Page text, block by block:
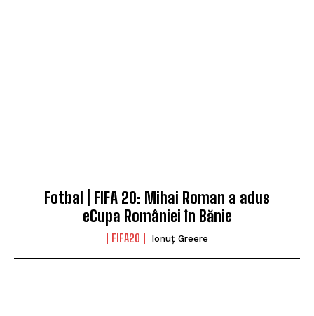
Fotbal | FIFA 20: Mihai Roman a adus
eCupa României în Bănie
FIFA20 Ionuț Greere